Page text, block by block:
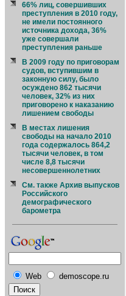
66% лиц, совершивших
преступления в 2010 году,
не имели постоянного
источника дохода, 36%
уже совершали
преступления раньше
В 2009 году по приговорам
судов, вступившим в
законную силу, было
осуждено 862 тысячи
человек, 32% из них
приговорено к наказанию
лишением свободы
В местах лишения
свободы на начало 2010
года содержалось 864,2
тысячи человек, в том
числе 8,8 тысячи
несовершеннолетних
См. также Архив выпусков
Российского
демографического
барометра
Web demoscope.ru